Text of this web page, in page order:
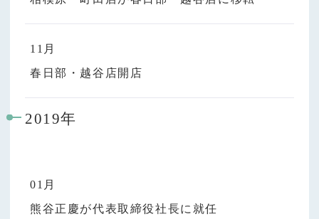
11月
春日部・越谷店開店
2019年
01月
熊谷正慶が代表取締役社長に就任